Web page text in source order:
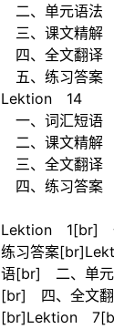
二、单元语法
三、课文精解
四、全文翻译
五、练习答案
Lektion 14
一、词汇短语
二、课文精解
三、全文翻译
四、练习答案
Lektion 1[br]
练习答案
语[br] 二、单
[br] 四、全文
[br]Lektion